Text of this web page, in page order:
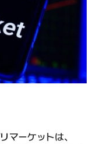
マーケットは、